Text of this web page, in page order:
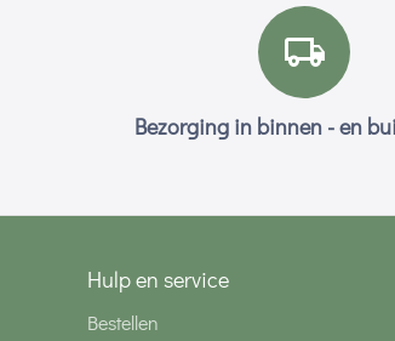
Bezorging in binnen - en
Hulp en service
Bestellen